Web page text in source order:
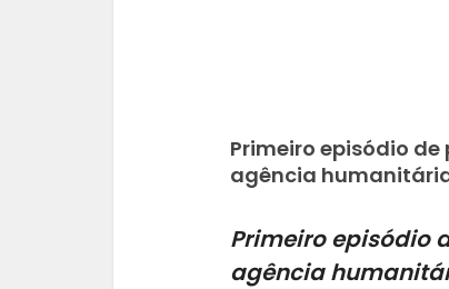
Primeiro episódio
agência
Primeiro episódio
agência